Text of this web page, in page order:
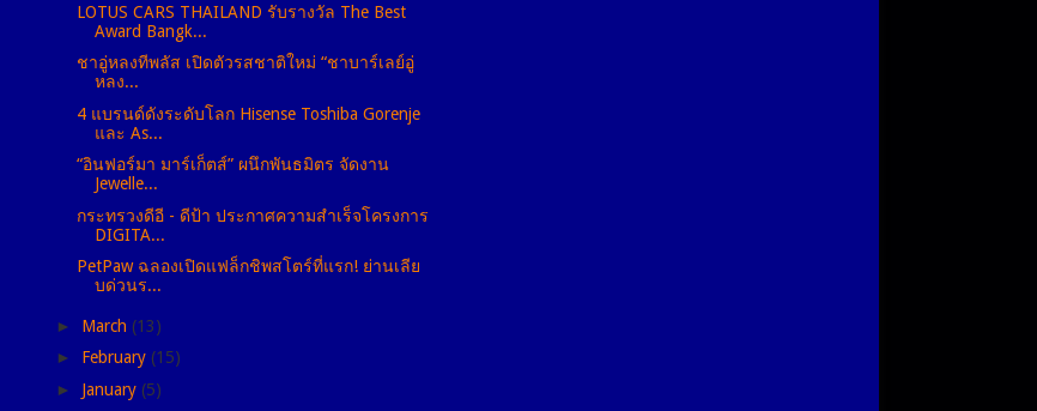
LOTUS CARS THAILAND รับรางวัล The Best
Award Bangk...
ชาอู่หลงทีพลัส เปิดตัวรสชาติใหม่ “ชาบาร์เลย์อู่
หลง...
4 แบรนด์ดังระดับโลก Hisense Toshiba Gorenje
และ As...
“อินฟอร์มา มาร์เก็ตส์” ผนึกพันธมิตร จัดงาน
Jewelle...
กระทรวงดีอี - ดีป้า ประกาศความสำเร็จโครงการ
DIGITA...
PetPaw ฉลองเปิดแฟล็กชิพสโตร์ที่แรก! ย่านเลีย
บด่วนร...
► March (13)
► February (15)
► January (5)